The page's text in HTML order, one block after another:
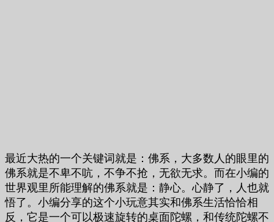
最近大热的一个关键词就是：佛系，大多数人的眼里的
佛系就是不卑不吭，不争不抢，无欲无求。而在小编的
世界观里所能理解的佛系就是：静心。心静了，人也就
悟了。小编分享的这个小玩意其实和佛系生活恰恰相
反，它是一个可以极速旋转的桌面陀螺，和传统陀螺不